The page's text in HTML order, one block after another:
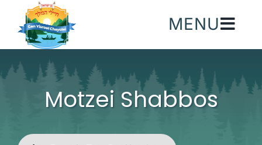
content
MENU
Motzei Shabbos